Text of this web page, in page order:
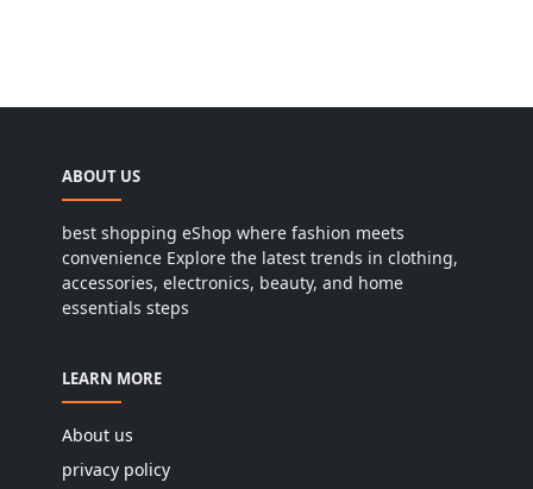
ABOUT US
best shopping eShop where fashion meets
convenience Explore the latest trends in clothing,
accessories, electronics, beauty, and home
essentials steps
LEARN MORE
About us
privacy policy